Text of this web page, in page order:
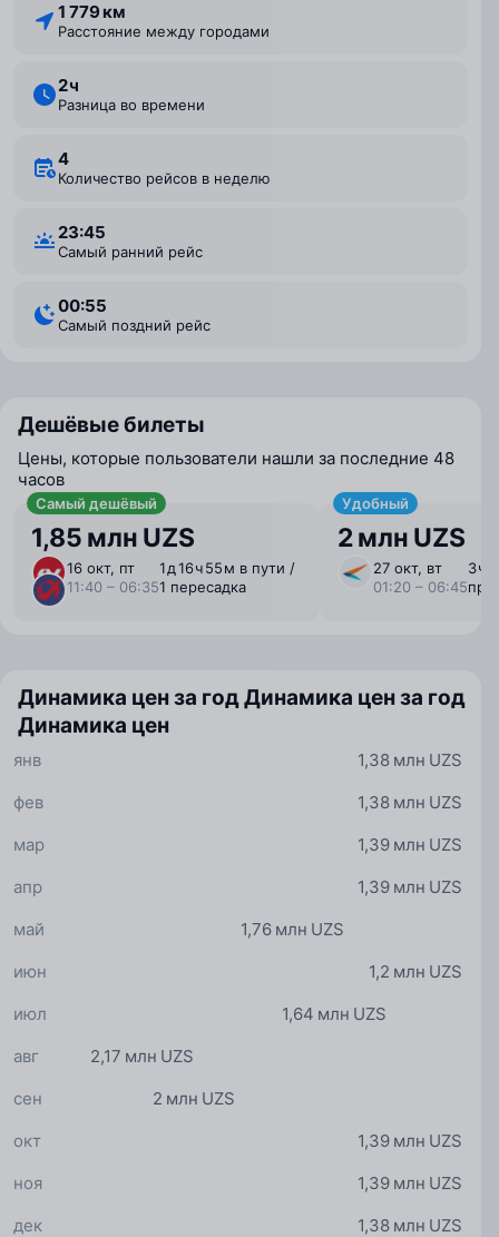
1 779 км
Расстояние между городами
2 ⁠ч
Разница во времени
4
Количество рейсов в неделю
23:45
Самый ранний рейс
00:55
Самый поздний рейс
Дешёвые билеты
Цены, которые пользователи нашли за последние 48
часов
Самый дешёвый
1,85 млн UZS
16 окт, пт
11:40 – 06:35
1 ⁠д 16 ⁠ч 55 ⁠м в пути /
1 пересадка
Удобный
2 млн UZS
27 окт, вт
01:20 – 06:45
3 ⁠ч
Динамика цен за годДинамика цен за год
Динамика цен
1,38 млн UZS
янв
1,38 млн UZS
фев
1,39 млн UZS
мар
1,39 млн UZS
апр
1,76 млн UZS
май
1,2 млн UZS
июн
1,64 млн UZS
июл
2,17 млн UZS
авг
2 млн UZS
сен
1,39 млн UZS
окт
1,39 млн UZS
ноя
1,38 млн UZS
дек